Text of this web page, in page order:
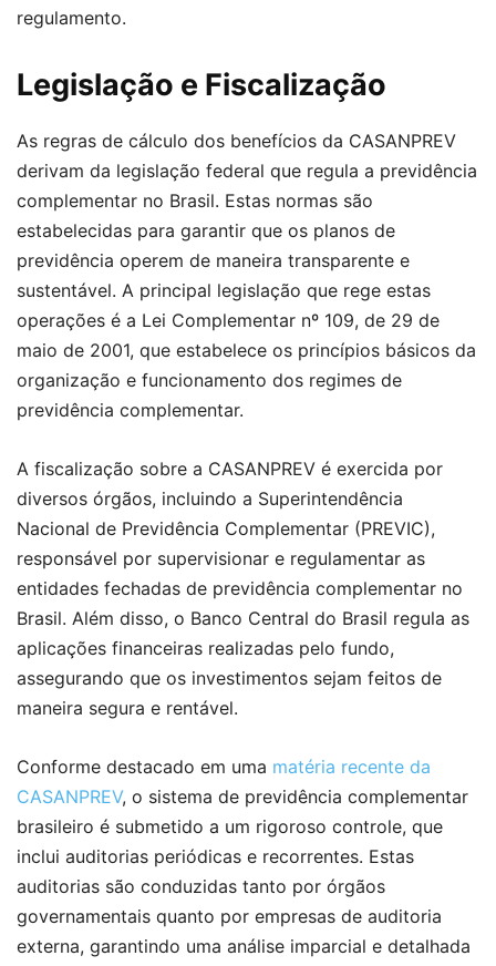
regulamento.
Legislação e Fiscalização
As regras de cálculo dos benefícios da CASANPREV
derivam da legislação federal que regula a previdência
complementar no Brasil. Estas normas são
estabelecidas para garantir que os planos de
previdência operem de maneira transparente e
sustentável. A principal legislação que rege estas
operações é a Lei Complementar nº 109, de 29 de
maio de 2001, que estabelece os princípios básicos da
organização e funcionamento dos regimes de
previdência complementar.
A fiscalização sobre a CASANPREV é exercida por
diversos órgãos, incluindo a Superintendência
Nacional de Previdência Complementar (PREVIC),
responsável por supervisionar e regulamentar as
entidades fechadas de previdência complementar no
Brasil. Além disso, o Banco Central do Brasil regula as
aplicações financeiras realizadas pelo fundo,
assegurando que os investimentos sejam feitos de
maneira segura e rentável.
Conforme destacado em uma matéria recente da
CASANPREV, o sistema de previdência complementar
brasileiro é submetido a um rigoroso controle, que
inclui auditorias periódicas e recorrentes. Estas
auditorias são conduzidas tanto por órgãos
governamentais quanto por empresas de auditoria
externa, garantindo uma análise imparcial e detalhada